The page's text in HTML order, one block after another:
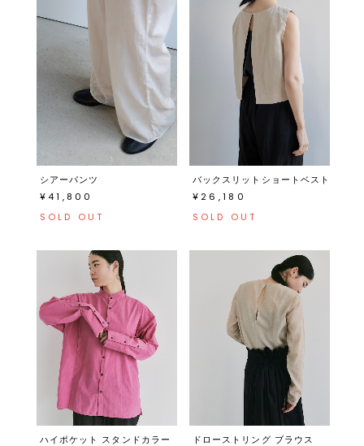
シアーパンツ
¥41,800
SOLD OUT
バックスリットショートベスト
¥26,180
SOLD OUT
ハイポケット スタンドカラー
ドローストリング ブラウス